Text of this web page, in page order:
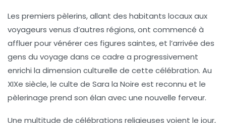
Les premiers pèlerins, allant des habitants locaux aux
voyageurs venus d’autres régions, ont commencé à
affluer pour vénérer ces figures saintes, et l’arrivée des
gens du voyage dans ce cadre a progressivement
enrichi la dimension culturelle de cette célébration. Au
XIXe siècle, le culte de Sara la Noire est reconnu et le
pèlerinage prend son élan avec une nouvelle ferveur.
Une multitude de célébrations religieuses voient le jour,